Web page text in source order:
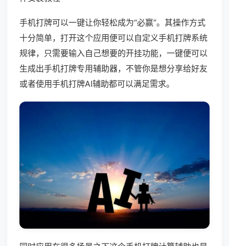
手机打牌可以一键让你轻松成为“必赢”。其操作方式
十分简单，打开这个应用便可以自定义手机打牌系统
规律，只需要输入自己想要的开挂功能，一键便可以
生成出手机打牌专用辅助器，不管你是想分享给好友
或者使用手机打牌AI辅助都可以满足需求。